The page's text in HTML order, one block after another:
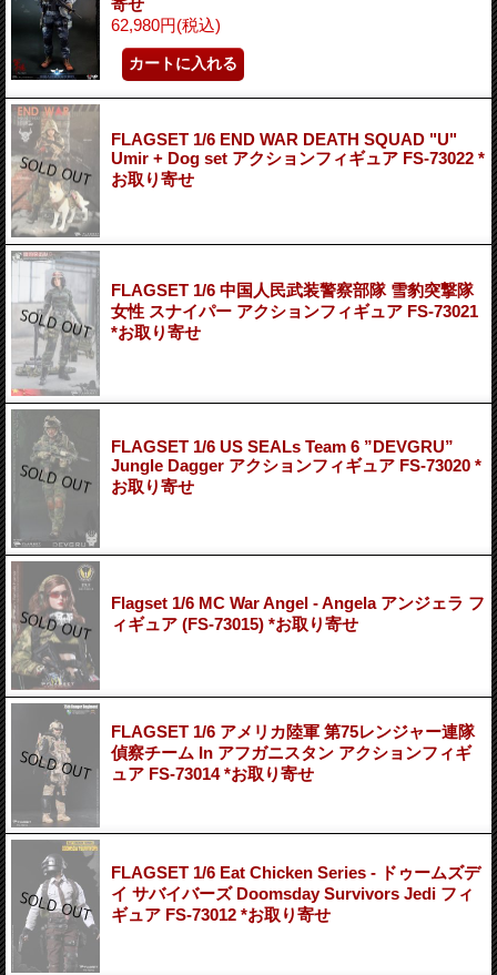
62,980円(税込)
FLAGSET 1/6 END WAR DEATH SQUAD "U"
Umir + Dog set アクションフィギュア FS-73022 *
お取り寄せ
FLAGSET 1/6 中国人民武装警察部隊 雪豹突撃隊
女性 スナイパー アクションフィギュア FS-73021
*お取り寄せ
FLAGSET 1/6 US SEALs Team 6 ”DEVGRU”
Jungle Dagger アクションフィギュア FS-73020 *
お取り寄せ
Flagset 1/6 MC War Angel - Angela アンジェラ フ
ィギュア (FS-73015) *お取り寄せ
FLAGSET 1/6 アメリカ陸軍 第75レンジャー連隊
偵察チーム In アフガニスタン アクションフィギ
ュア FS-73014 *お取り寄せ
FLAGSET 1/6 Eat Chicken Series - ドゥームズデ
イ サバイバーズ Doomsday Survivors Jedi フィ
ギュア FS-73012 *お取り寄せ